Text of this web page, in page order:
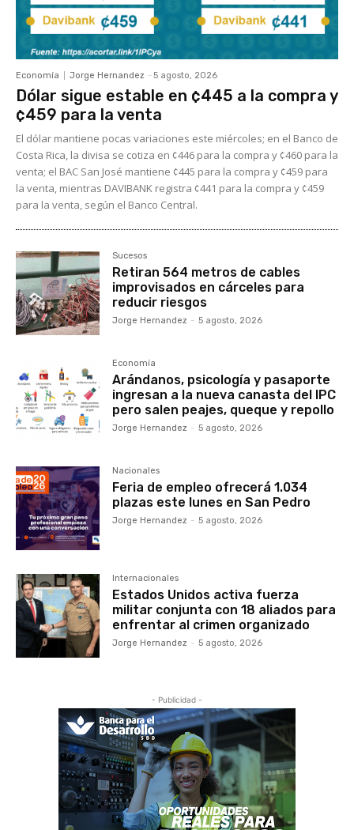
Economía Jorge Hernandez - 5 agosto, 2026
Dólar sigue estable en ¢445 a la compra y
¢459 para la venta
El dólar mantiene pocas variaciones este miércoles; en el Banco de
Costa Rica, la divisa se cotiza en ¢446 para la compra y ¢460 para la
venta; el BAC San José mantiene ¢445 para la compra y ¢459 para
la venta, mientras DAVIBANK registra ¢441 para la compra y ¢459
para la venta, según el Banco Central.
Sucesos
Retiran 564 metros de cables
improvisados en cárceles para
reducir riesgos
Jorge Hernandez - 5 agosto, 2026
Economía
Arándanos, psicología y pasaporte
ingresan a la nueva canasta del IPC
pero salen peajes, queque y repollo
Jorge Hernandez - 5 agosto, 2026
Nacionales
Feria de empleo ofrecerá 1.034
plazas este lunes en San Pedro
Jorge Hernandez - 5 agosto, 2026
Internacionales
Estados Unidos activa fuerza
militar conjunta con 18 aliados para
enfrentar al crimen organizado
Jorge Hernandez - 5 agosto, 2026
- Publicidad -